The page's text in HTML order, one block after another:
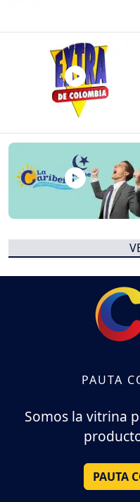
PAUTA
Somos la vitrina
PAUTA